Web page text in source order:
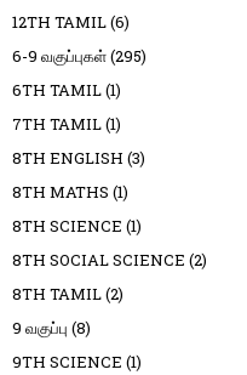
12TH TAMIL(6)
6-9 வகுப்புகள்(295)
6TH TAMIL(1)
7TH TAMIL(1)
8TH ENGLISH (3)
8TH MATHS (1)
8TH SCIENCE (1)
8TH SOCIAL SCIENCE (2)
8TH TAMIL(2)
9 வகுப்பு (8)
9TH SCIENCE (1)